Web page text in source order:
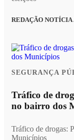
REDAÇÃO NOTÍCIA
SEGURANÇA
Tráfico de
no bairro dos
Tráfico de drogas:
Municípios